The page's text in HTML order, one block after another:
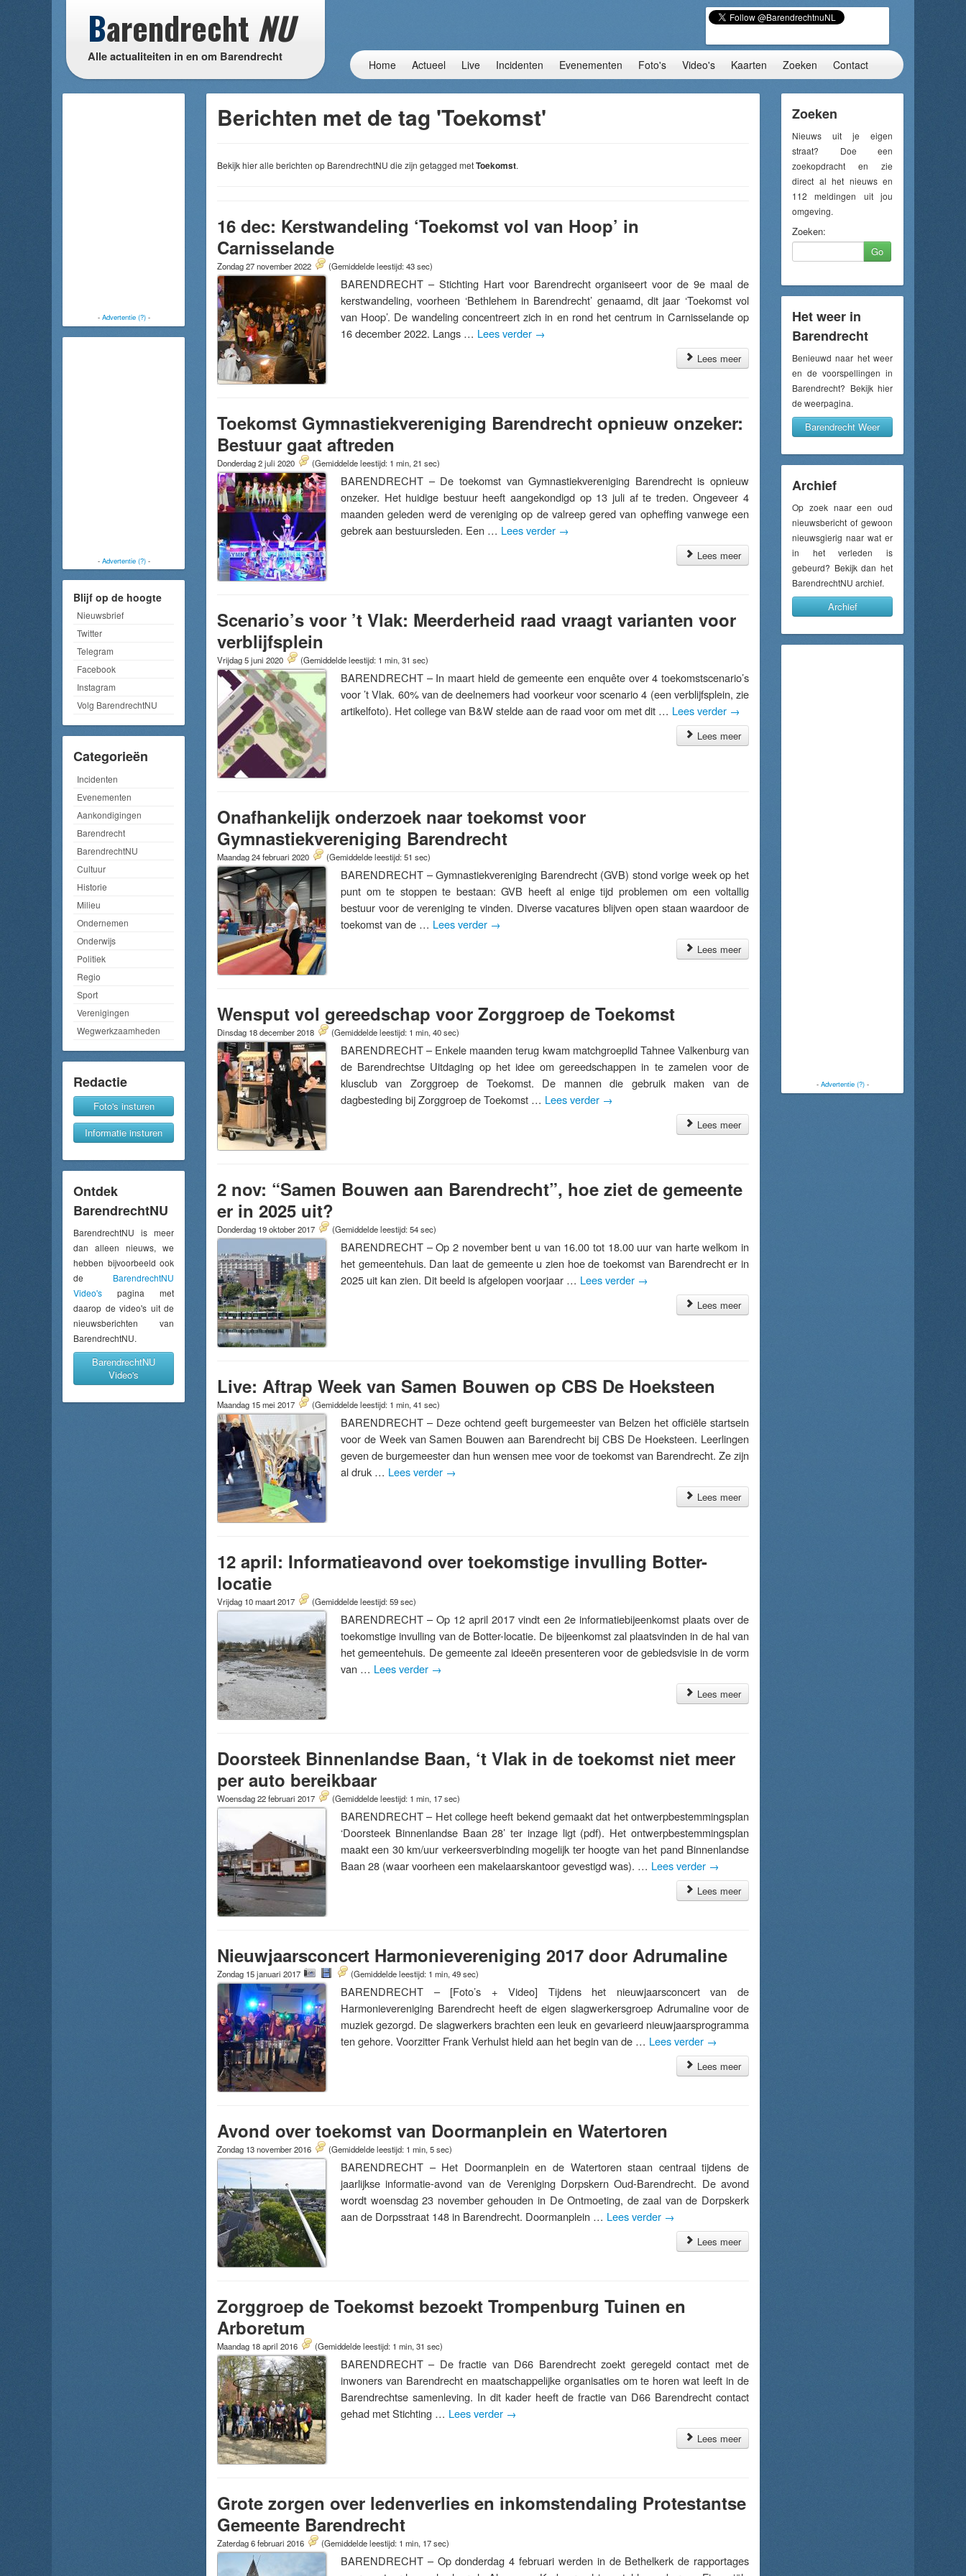
Barendrecht NU
Alle actualiteiten in en om Barendrecht
Home Actueel Live Incidenten Evenementen Foto's Video's Kaarten Zoeken Contact
- Advertentie (?)-
- Advertentie (?)-
Blijf op de hoogte
Nieuwsbrief
Twitter
Telegram
Facebook
Instagram
Volg BarendrechtNU
Categorieën
Incidenten
Evenementen
Aankondigingen
Barendrecht
BarendrechtNU
Cultuur
Historie
Milieu
Ondernemen
Onderwijs
Politiek
Regio
Sport
Verenigingen
Wegwerkzaamheden
Redactie
Foto's insturen
Informatie insturen
Ontdek
BarendrechtNU
BarendrechtNU is meer
dan alleen nieuws, we
hebben bijvoorbeeld ook
de BarendrechtNU
Video's pagina met
daarop de video's uit de
nieuwsberichten van
BarendrechtNU.
BarendrechtNU
Video's
Berichten met de tag 'Toekomst'
Bekijk hier alle berichten op BarendrechtNU die zijn getagged metToekomst.
16 dec: Kerstwandeling ‘Toekomst vol van Hoop’ in
Carnisselande
Zondag 27 november 2022 (Gemiddelde leestijd: 43 sec)
BARENDRECHT – Stichting Hart voor Barendrecht organiseert voor de 9e maal de
kerstwandeling, voorheen ‘Bethlehem in Barendrecht’ genaamd, dit jaar ‘Toekomst vol
van Hoop’. De wandeling concentreert zich in en rond het centrum in Carnisselande op
16 december 2022. Langs … Lees verder →
Lees meer
Toekomst Gymnastiekvereniging Barendrecht opnieuw onzeker:
Bestuur gaat aftreden
Donderdag 2 juli 2020 (Gemiddelde leestijd: 1 min, 21 sec)
BARENDRECHT – De toekomst van Gymnastiekvereniging Barendrecht is opnieuw
onzeker. Het huidige bestuur heeft aangekondigd op 13 juli af te treden. Ongeveer 4
maanden geleden werd de vereniging op de valreep gered van opheffing vanwege een
gebrek aan bestuursleden. Een … Lees verder →
Lees meer
Scenario’s voor ’t Vlak: Meerderheid raad vraagt varianten voor
verblijfsplein
Vrijdag 5 juni 2020 (Gemiddelde leestijd: 1 min, 31 sec)
BARENDRECHT – In maart hield de gemeente een enquête over 4 toekomstscenario’s
voor ’t Vlak. 60% van de deelnemers had voorkeur voor scenario 4 (een verblijfsplein, zie
artikelfoto). Het college van B&W stelde aan de raad voor om met dit … Lees verder →
Lees meer
Onafhankelijk onderzoek naar toekomst voor
Gymnastiekvereniging Barendrecht
Maandag 24 februari 2020 (Gemiddelde leestijd: 51 sec)
BARENDRECHT – Gymnastiekvereniging Barendrecht (GVB) stond vorige week op het
punt om te stoppen te bestaan: GVB heeft al enige tijd problemen om een voltallig
bestuur voor de vereniging te vinden. Diverse vacatures blijven open staan waardoor de
toekomst van de … Lees verder →
Lees meer
Wensput vol gereedschap voor Zorggroep de Toekomst
Dinsdag 18 december 2018 (Gemiddelde leestijd: 1 min, 40 sec)
BARENDRECHT – Enkele maanden terug kwam matchgroeplid Tahnee Valkenburg van
de Barendrechtse Uitdaging op het idee om gereedschappen in te zamelen voor de
klusclub van Zorggroep de Toekomst. De mannen die gebruik maken van de
dagbesteding bij Zorggroep de Toekomst … Lees verder →
Lees meer
2 nov: “Samen Bouwen aan Barendrecht”, hoe ziet de gemeente
er in 2025 uit?
Donderdag 19 oktober 2017 (Gemiddelde leestijd: 54 sec)
BARENDRECHT – Op 2 november bent u van 16.00 tot 18.00 uur van harte welkom in
het gemeentehuis. Dan laat de gemeente u zien hoe de toekomst van Barendrecht er in
2025 uit kan zien. Dit beeld is afgelopen voorjaar … Lees verder →
Lees meer
Live: Aftrap Week van Samen Bouwen op CBS De Hoeksteen
Maandag 15 mei 2017 (Gemiddelde leestijd: 1 min, 41 sec)
BARENDRECHT – Deze ochtend geeft burgemeester van Belzen het officiële startsein
voor de Week van Samen Bouwen aan Barendrecht bij CBS De Hoeksteen. Leerlingen
geven de burgemeester dan hun wensen mee voor de toekomst van Barendrecht. Ze zijn
al druk … Lees verder →
Lees meer
12 april: Informatieavond over toekomstige invulling Botter-
locatie
Vrijdag 10 maart 2017 (Gemiddelde leestijd: 59 sec)
BARENDRECHT – Op 12 april 2017 vindt een 2e informatiebijeenkomst plaats over de
toekomstige invulling van de Botter-locatie. De bijeenkomst zal plaatsvinden in de hal van
het gemeentehuis. De gemeente zal ideeën presenteren voor de gebiedsvisie in de vorm
van … Lees verder →
Lees meer
Doorsteek Binnenlandse Baan, ‘t Vlak in de toekomst niet meer
per auto bereikbaar
Woensdag 22 februari 2017 (Gemiddelde leestijd: 1 min, 17 sec)
BARENDRECHT – Het college heeft bekend gemaakt dat het ontwerpbestemmingsplan
‘Doorsteek Binnenlandse Baan 28’ ter inzage ligt (pdf). Het ontwerpbestemmingsplan
maakt een 30 km/uur verkeersverbinding mogelijk ter hoogte van het pand Binnenlandse
Baan 28 (waar voorheen een makelaarskantoor gevestigd was). … Lees verder →
Lees meer
Nieuwjaarsconcert Harmonievereniging 2017 door Adrumaline
Zondag 15 januari 2017 (Gemiddelde leestijd: 1 min, 49 sec)
BARENDRECHT – [Foto’s + Video] Tijdens het nieuwjaarsconcert van de
Harmonievereniging Barendrecht heeft de eigen slagwerkersgroep Adrumaline voor de
muziek gezorgd. De slagwerkers brachten een leuk en gevarieerd nieuwjaarsprogramma
ten gehore. Voorzitter Frank Verhulst hield aan het begin van de … Lees verder →
Lees meer
Avond over toekomst van Doormanplein en Watertoren
Zondag 13 november 2016 (Gemiddelde leestijd: 1 min, 5 sec)
BARENDRECHT – Het Doormanplein en de Watertoren staan centraal tijdens de
jaarlijkse informatie-avond van de Vereniging Dorpskern Oud-Barendrecht. De avond
wordt woensdag 23 november gehouden in De Ontmoeting, de zaal van de Dorpskerk
aan de Dorpsstraat 148 in Barendrecht. Doormanplein … Lees verder →
Lees meer
Zorggroep de Toekomst bezoekt Trompenburg Tuinen en
Arboretum
Maandag 18 april 2016 (Gemiddelde leestijd: 1 min, 31 sec)
BARENDRECHT – De fractie van D66 Barendrecht zoekt geregeld contact met de
inwoners van Barendrecht en maatschappelijke organisaties om te horen wat leeft in de
Barendrechtse samenleving. In dit kader heeft de fractie van D66 Barendrecht contact
gehad met Stichting … Lees verder →
Lees meer
Grote zorgen over ledenverlies en inkomstendaling Protestantse
Gemeente Barendrecht
Zaterdag 6 februari 2016 (Gemiddelde leestijd: 1 min, 17 sec)
BARENDRECHT – Op donderdag 4 februari werden in de Bethelkerk de rapportages
Zoeken
Nieuws uit je eigen
straat? Doe een
zoekopdracht en zie
direct al het nieuws en
112 meldingen uit jou
omgeving.
Zoeken:
Go
Het weer in
Barendrecht
Benieuwd naar het weer
en de voorspellingen in
Barendrecht? Bekijk hier
de weerpagina.
Barendrecht Weer
Archief
Op zoek naar een oud
nieuwsbericht of gewoon
nieuwsgierig naar wat er
in het verleden is
gebeurd? Bekijk dan het
BarendrechtNU archief.
Archief
- Advertentie (?)-